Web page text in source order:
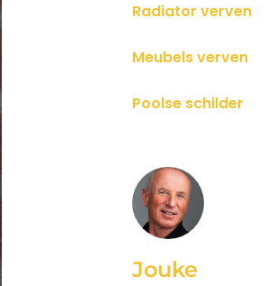
Radiator verven
Meubels verven
Poolse schilder
Jouke